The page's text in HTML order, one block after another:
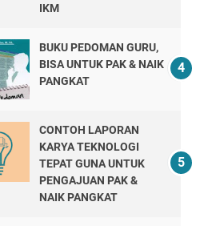
IKM
BUKU PEDOMAN GURU,
BISA UNTUK PAK & NAIK
PANGKAT
CONTOH LAPORAN
KARYA TEKNOLOGI
TEPAT GUNA UNTUK
PENGAJUAN PAK &
NAIK PANGKAT